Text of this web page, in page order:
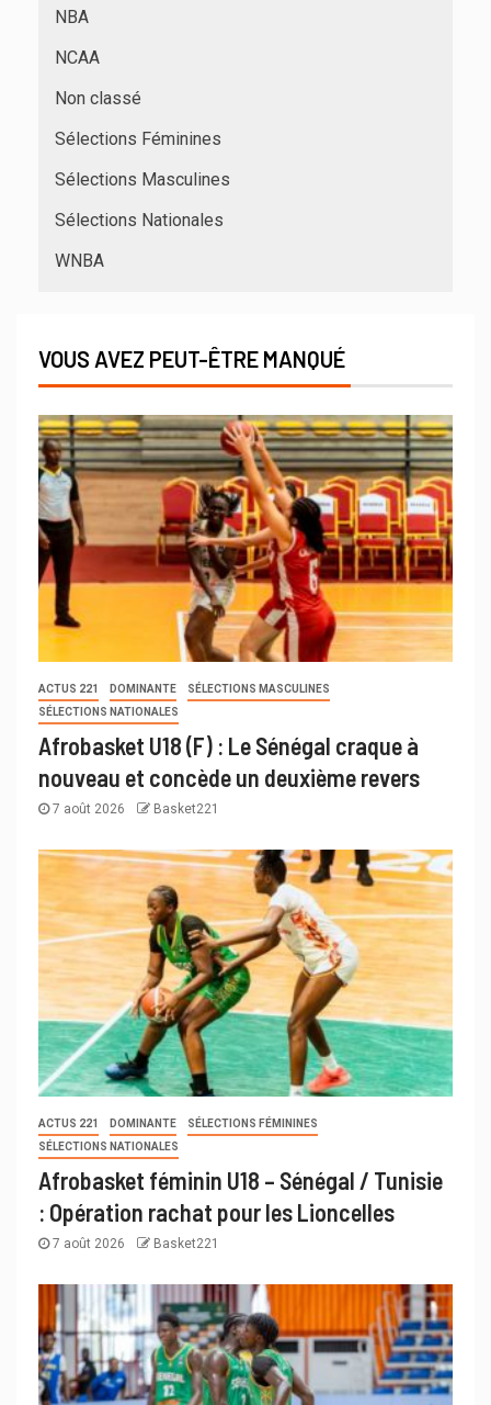
NBA
NCAA
Non classé
Sélections Féminines
Sélections Masculines
Sélections Nationales
WNBA
VOUS AVEZ PEUT-ÊTRE MANQUÉ
ACTUS 221 DOMINANTE
SÉLECTIONS MASCULINES
SÉLECTIONS NATIONALES
Afrobasket U18 (F) : Le Sénégal craque à
nouveau et concède un deuxième revers
7 août 2026 Basket221
ACTUS 221 DOMINANTE
SÉLECTIONS FÉMININES
SÉLECTIONS NATIONALES
Afrobasket féminin U18 – Sénégal / Tunisie
: Opération rachat pour les Lioncelles
7 août 2026 Basket221